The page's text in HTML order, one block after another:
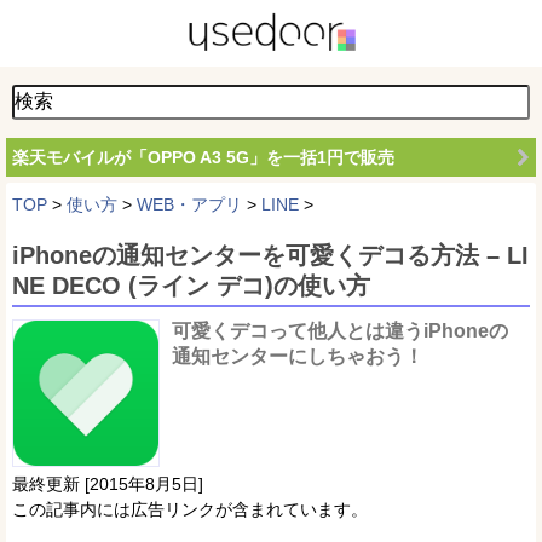
楽天モバイルが「OPPO A3 5G」を一括1円で販売
TOP > 使い方 > WEB・アプリ > LINE >
iPhoneの通知センターを可愛くデコる方法 – LI
NE DECO (ライン デコ)の使い方
可愛くデコって他人とは違うiPhoneの
通知センターにしちゃおう！
最終更新 [2015年8月5日]
この記事内には広告リンクが含まれています。